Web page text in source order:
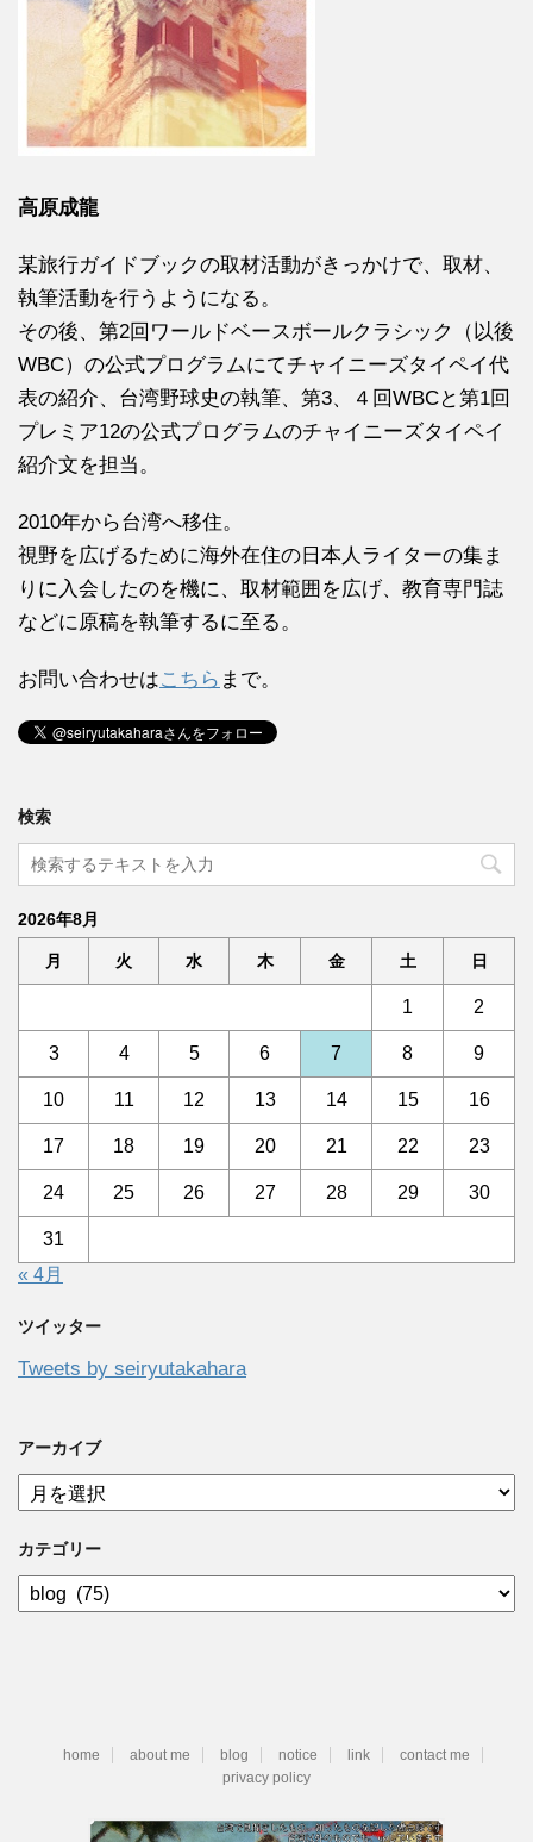
高原成龍
某旅行ガイドブックの取材活動がきっかけで、取材、
執筆活動を行うようになる。
その後、第2回ワールドベースボールクラシック（以後
WBC）の公式プログラムにてチャイニーズタイペイ代
表の紹介、台湾野球史の執筆、第3、４回WBCと第1回
プレミア12の公式プログラムのチャイニーズタイペイ
紹介文を担当。
2010年から台湾へ移住。
視野を広げるために海外在住の日本人ライターの集ま
りに入会したのを機に、取材範囲を広げ、教育専門誌
などに原稿を執筆するに至る。
お問い合わせはこちら まで。
検索
2026年8月
月 火 水 木 金 土 日
1 2
3 4 5 6 7 8 9
10 11 12 13 14 15 16
17 18 19 20 21 22 23
24 25 26 27 28 29 30
31
« 4月
ツイッター
Tweets by seiryutakahara
アーカイブ
ア
ー
イ
ブ
カテゴリー
カ
テ
home about me blog notice link
contact me
privacy policy